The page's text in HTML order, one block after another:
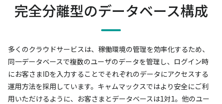
完全分離型のデータベース構成
多くのクラウドサービスは、稼働環境の管理を効率化するため、
同一データベースで複数のユーザのデータを管理し、 ログイン時
にお客さまIDを入力することでそれぞれのデータにアクセスする
運用方法を採用しています。 キャムマックスではより安全にご利
用いただけるように、お客さまとデータベースは1対1。 他のユー